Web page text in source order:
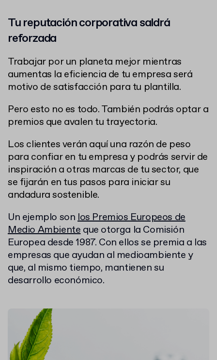
Tu reputación corporativa saldrá
reforzada
Trabajar por un planeta mejor mientras
aumentas la eficiencia de tu empresa será
motivo de satisfacción para tu plantilla.
Pero esto no es todo. También podrás optar a
premios que avalen tu trayectoria.
Los clientes verán aquí una razón de peso
para confiar en tu empresa y podrás servir de
inspiración a otras marcas de tu sector, que
se fijarán en tus pasos para iniciar su
andadura sostenible.
Un ejemplo sonlos Premios Europeos de
Medio Ambienteque otorga la Comisión
Europea desde 1987. Con ellos se premia a las
empresas que ayudan al medioambiente y
que, al mismo tiempo, mantienen su
desarrollo económico.